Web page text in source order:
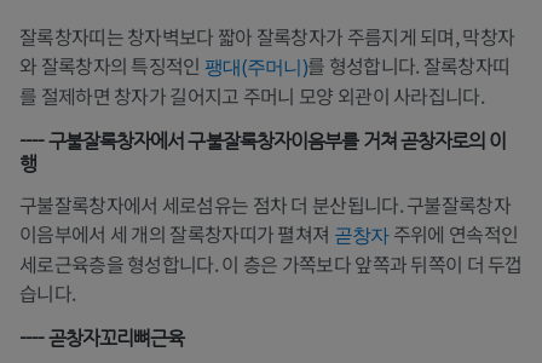
잘록창자띠는 창자벽보다 짧아 잘록창자가 주름지게 되며, 막창자
와 잘록창자의 특징적인 팽대(주머니)를 형성합니다. 잘록창자띠
를 절제하면 창자가 길어지고 주머니 모양 외관이 사라집니다.
---- 구불잘록창자에서 구불잘록창자이음부를 거쳐 곧창자로의 이
행
구불잘록창자에서 세로섬유는 점차 더 분산됩니다. 구불잘록창자
이음부에서 세 개의 잘록창자띠가 펼쳐져 곧창자주위에 연속적인
세로근육층을 형성합니다. 이 층은 가쪽보다 앞쪽과 뒤쪽이 더 두껍
습니다.
---- 곧창자꼬리뼈근육